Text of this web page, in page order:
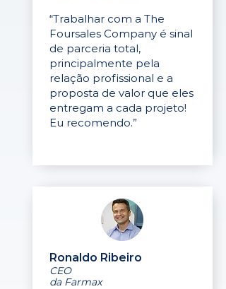
“Trabalhar com a The
Foursales Company é sinal
de parceria total,
principalmente pela
relação profissional e a
proposta de valor que eles
entregam a cada projeto!
Eu recomendo.”
Ronaldo Ribeiro
CEO
da Farmax